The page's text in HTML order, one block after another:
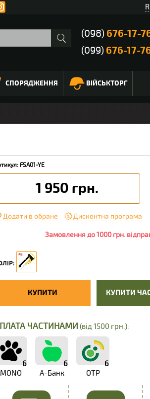
(098) 676-17-
(099) 676-17-
СПОРЯДЖЕННЯ ВІЙСЬКТОРГ
FSA01-YE
1 950 грн.
Додати в обране Дисконтна програма
Замовлення до 1000 грн.
КУПИТИ КУПИТИ
ЧАСТИНАМИ (від 1500 грн.):
6
MONO
6
А-Банк
6
OTP